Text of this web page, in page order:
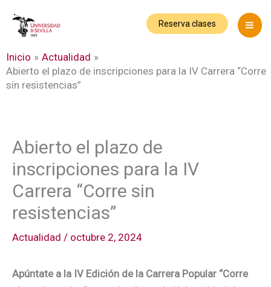
Reserva clases
Inicio
Actualidad
Abierto el plazo de inscripciones para la IV Carrera “Corre
sin resistencias”
Abierto el plazo de
inscripciones para la IV
Carrera “Corre sin
resistencias”
Actualidad / octubre 2, 2024
Apúntate a la IV Edición de la Carrera Popular “Corre